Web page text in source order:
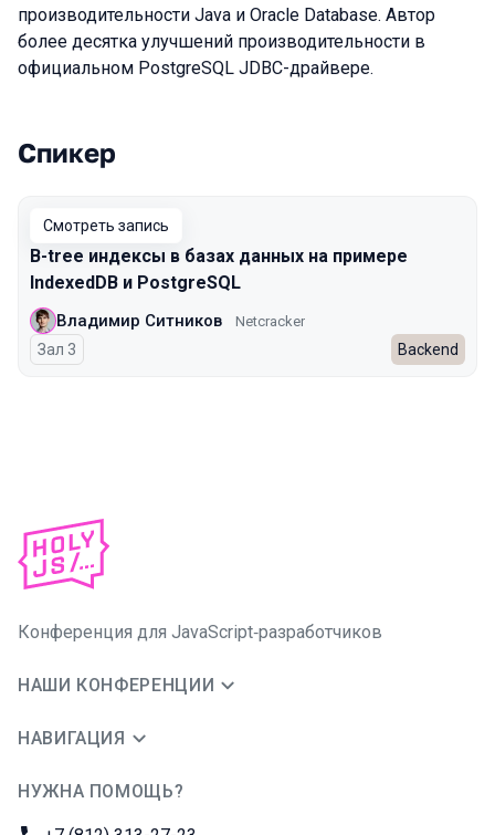
производительности Java и Oracle Database. Автор
более десятка улучшений производительности в
официальном PostgreSQL JDBC-драйвере.
Выступления в сезоне 2023 Spring
Спикер
Смотреть запись
B-tree индексы в базах данных на примере
IndexedDB и PostgreSQL
Владимир Ситников Netcracker
Зал 3 Backend
Конференция для JavaScript‑разработчиков
НАШИ КОНФЕРЕНЦИИ
НАВИГАЦИЯ
НУЖНА ПОМОЩЬ?